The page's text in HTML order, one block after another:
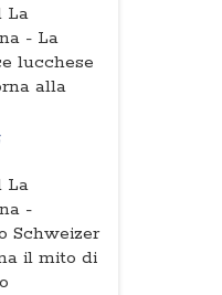
La
- La
lucchese
alla
La
-
Schweizer
il mito di